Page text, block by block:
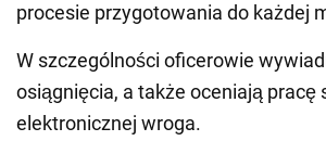
procesie przygotowania do każdej
W szczególności oficerowie
osiągnięcia, a także oceniają
elektronicznej wroga.